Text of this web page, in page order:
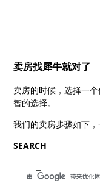
卖房找犀牛就对了
卖房的时候，选择一
智的选择。
我们的卖房步骤如下
SEARCH